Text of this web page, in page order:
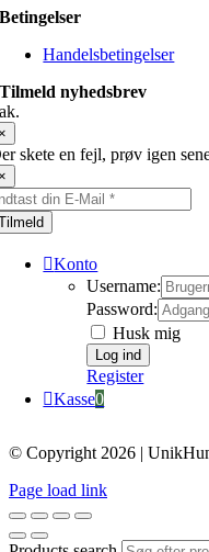
Betingelser
Handelsbetingelser
Tilmeld nyhedsbrev
skete en fejl, prøv igen
Konto
Username:
Password:
Husk mig
Register
Kasse0
© Copyright 2026 |
Page load link